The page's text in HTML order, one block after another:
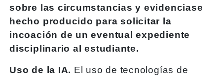
sobre las circumstancias y evidenciase
hecho producido para solicitar la
incoación de un eventual expediente
disciplinario al estudiante.
Uso de la IA. El uso de tecnologías de